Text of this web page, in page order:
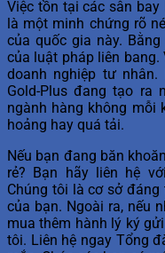
Việc tồn tại các sân
là một minh chứng rõ
của quốc gia này.
của luật pháp liên
doanh nghiệp tư
Gold-Plus đang tạo ra
ngành hàng không mỗi
hoảng hay quá tải.
Nếu bạn đang băn
rẻ? Bạn hãy liên hệ
Chúng tôi là cơ sở
của bạn. Ngoài ra, nếu
mua thêm hành lý ký
tôi. Liên hệ ngay Tổng